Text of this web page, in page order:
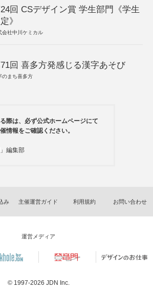
回 CSデザイン賞 学生部門《学生
》
会社中川ケミカル
回 喜多方発感じる漢字あそび
のまち喜多方
際は、必ず公式ホームページにて
情報をご確認ください。
」編集部
み 主催運営ガイド 利用規約 お問い合わせ
運営メディア
© 1997-2026 JDN Inc.